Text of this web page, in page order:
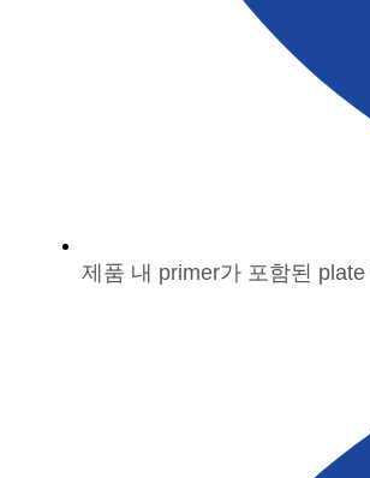
제품 내 primer가 포함된